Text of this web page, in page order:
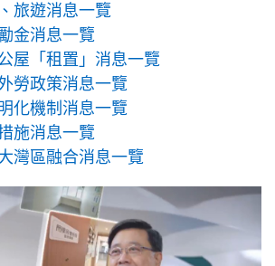
旅遊消息一覽
金消息一覽
屋「租置」消息一覽
勞政策消息一覽
化機制消息一覽
施消息一覽
灣區融合消息一覽